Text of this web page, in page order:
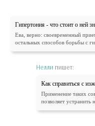
Гипертония - что стоит о ней
Ева, верно: своевременный
остальных способов борьбы с
Нелли пишет:
Как справиться с
Применение таких
позволяет